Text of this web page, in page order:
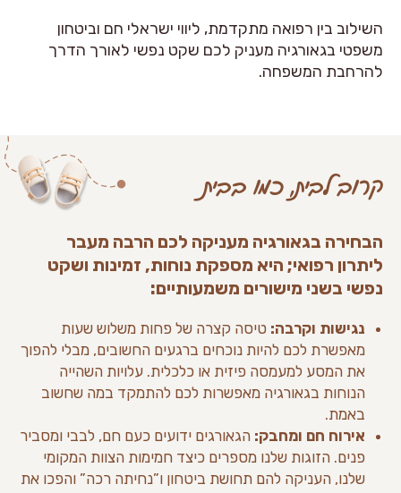
השילוב בין רפואה מתקדמת, ליווי ישראלי חם וביטחון
משפטי בגאורגיה מעניק לכם שקט נפשי לאורך הדרך
להרחבת המשפחה.
קרוב לבית, כמו בבית
הבחירה בגאורגיה מעניקה לכם הרבה מעבר
ליתרון רפואי; היא מספקת נוחות, זמינות ושקט
נפשי בשני מישורים משמעותיים:
נגישות וקרבה: טיסה קצרה של פחות משלוש שעות
מאפשרת לכם להיות נוכחים ברגעים החשובים, מבלי להפוך
את המסע למעמסה פיזית או כלכלית. עלויות השהייה
הנוחות בגאורגיה מאפשרות לכם להתמקד במה שחשוב
באמת.
אירוח חם ומחבק: הגאורגים ידועים כעם חם, לבבי ומסביר
פנים. הזוגות שלנו מספרים כיצד חמימות הצוות המקומי
שלנו, העניקה להם תחושת ביטחון ו”נחיתה רכה” והפכו את